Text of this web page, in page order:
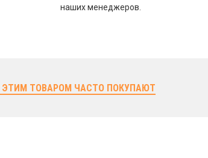
наших менеджеров.
ЭТИМ ТОВАРОМ ЧАСТО ПОКУПАЮТ